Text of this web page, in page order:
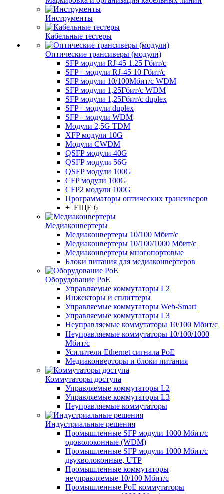
Инструменты
Кабельные тестеры
Оптические трансиверы (модули)
SFP модули RJ-45 1.25 Гбит/c
SFP+ модули RJ-45 10 Гбит/c
SFP модули 10/100Мбит/с WDM
SFP модули 1,25Гбит/с WDM
SFP модули 1,25Гбит/с duplex
SFP+ модули duplex
SFP+ модули WDM
Модули 2,5G TDM
XFP модули 10G
Модули CWDM
QSFP модули 40G
QSFP модули 56G
QSFP модули 100G
CFP модули 100G
CFP2 модули 100G
Программаторы оптических трансиверов
+ ЕЩЕ 6
Медиаконвертеры
Медиаконвертеры 10/100 Мбит/с
Медиаконвертеры 10/100/1000 Мбит/c
Медиаконвертеры многопортовые
Блоки питания для медиаконвертеров
Оборудование PoE
Управляемые коммутаторы L2
Инжекторы и сплиттеры
Управляемые коммутаторы Web-Smart
Управляемые коммутаторы L3
Неуправляемые коммутаторы 10/100 Мбит/с
Неуправляемые коммутаторы 10/100/1000
Мбит/с
Усилители Ethernet сигнала PoE
Медиаконверторы и блоки питания
Коммутаторы доступа
Управляемые коммутаторы L2
Управляемые коммутаторы L3
Неуправляемые коммутаторы
Индустриальные решения
Промышленные SFP модули 1000 Мбит/c
одоволоконные (WDM)
Промышленные SFP модули 1000 Мбит/c
двухволоконные, UTP
Промышленные коммутаторы
неуправляемые 10/100 Мбит/с
Промышленные PoE коммутаторы